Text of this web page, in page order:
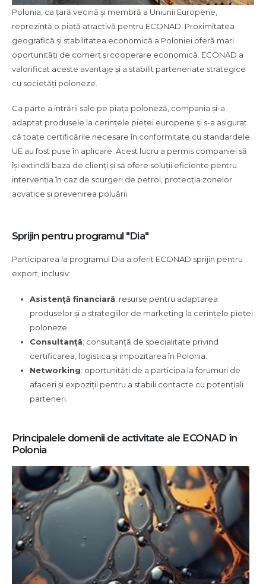
Polonia, ca țară vecină și membră a Uniunii Europene,
reprezintă o piață atractivă pentru ECONAD. Proximitatea
geografică și stabilitatea economică a Poloniei oferă mari
oportunități de comerț și cooperare economică. ECONAD a
valorificat aceste avantaje și a stabilit parteneriate strategice
cu societăți poloneze.
Ca parte a intrării sale pe piața poloneză, compania și-a
adaptat produsele la cerințele pieței europene și s-a asigurat
că toate certificările necesare în conformitate cu standardele
UE au fost puse în aplicare. Acest lucru a permis companiei să
își extindă baza de clienți și să ofere soluții eficiente pentru
intervenția în caz de scurgeri de petrol, protecția zonelor
acvatice și prevenirea poluării.
Sprijin pentru programul "Dia"
Participarea la programul Dia a oferit ECONAD sprijin pentru
export, inclusiv:
Asistență financiară: resurse pentru adaptarea
produselor și a strategiilor de marketing la cerințele pieței
poloneze.
Consultanță: consultanță de specialitate privind
certificarea, logistica și impozitarea în Polonia.
Networking: oportunități de a participa la forumuri de
afaceri și expoziții pentru a stabili contacte cu potențiali
parteneri.
Principalele domenii de activitate ale ECONAD în
Polonia